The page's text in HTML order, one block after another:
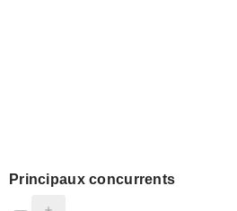
Principaux concurrents